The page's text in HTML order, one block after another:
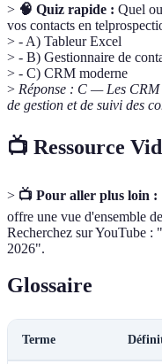
> 🧠 Quiz rapide : Quel
vos contacts en
> - A) Tableur Excel
> - B) Gestionnaire de
> - C) CRM moderne
> Réponse : C — Les CRM
de gestion et de suivi des
📺 Ressource
> 📺 Pour aller plus loin :
offre une vue d'ensemble
Recherchez sur YouTube :
2026".
Glossaire
Terme